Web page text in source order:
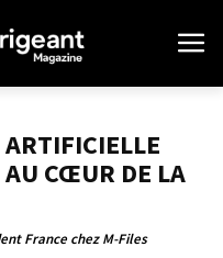
ARTIFICIELLE
AU CŒUR DE LA
France chez M-Files